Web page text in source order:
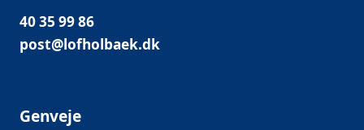
40 35 99 86
post@lofholbaek.dk
Genveje